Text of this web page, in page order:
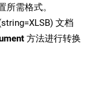
所需格式。
文档
方法进行转换